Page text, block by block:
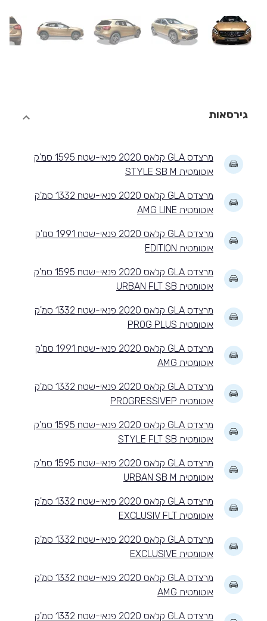
גירסאות
מרצדס GLA קלאס 2020 פנאי-שטח 1595 סמ'ק
אוטומטית STYLE SB M
מרצדס GLA קלאס 2020 פנאי-שטח 1332 סמ'ק
אוטומטית AMG LINE
מרצדס GLA קלאס 2020 פנאי-שטח 1991 סמ'ק
אוטומטית EDITION
מרצדס GLA קלאס 2020 פנאי-שטח 1595 סמ'ק
אוטומטית URBAN FLT SB
מרצדס GLA קלאס 2020 פנאי-שטח 1332 סמ'ק
אוטומטית PROG PLUS
מרצדס GLA קלאס 2020 פנאי-שטח 1991 סמ'ק
אוטומטית AMG
מרצדס GLA קלאס 2020 פנאי-שטח 1332 סמ'ק
אוטומטית PROGRESSIVEP
מרצדס GLA קלאס 2020 פנאי-שטח 1595 סמ'ק
אוטומטית STYLE FLT SB
מרצדס GLA קלאס 2020 פנאי-שטח 1595 סמ'ק
אוטומטית URBAN SB M
מרצדס GLA קלאס 2020 פנאי-שטח 1332 סמ'ק
אוטומטית EXCLUSIV FLT
מרצדס GLA קלאס 2020 פנאי-שטח 1332 סמ'ק
אוטומטית EXCLUSIVE
מרצדס GLA קלאס 2020 פנאי-שטח 1332 סמ'ק
אוטומטית AMG
מרצדס GLA קלאס 2020 פנאי-שטח 1332 סמ'ק